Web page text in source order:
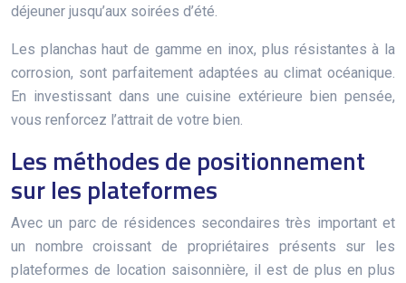
déjeuner jusqu’aux soirées d’été.
Les planchas haut de gamme en inox, plus résistantes à la
corrosion, sont parfaitement adaptées au climat océanique.
En investissant dans une cuisine extérieure bien pensée,
vous renforcez l’attrait de votre bien.
Les méthodes de positionnement
sur les plateformes
Avec un parc de résidences secondaires très important et
un nombre croissant de propriétaires présents sur les
plateformes de location saisonnière, il est de plus en plus